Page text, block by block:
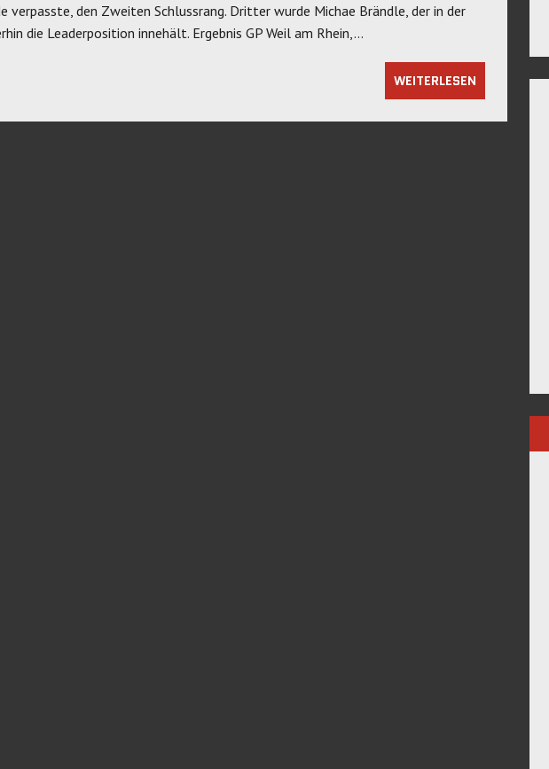
verpasste, den Zweiten Schlussrang. Dritter wurde Michae Brändle, der in der
die Leaderposition innehält. Ergebnis GP Weil am Rhein,…
WEITERLESEN